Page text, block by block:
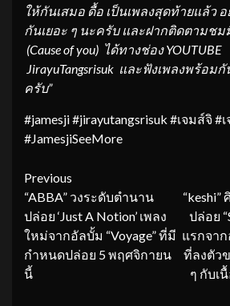
ให้กันเสมอ ดื้อ เป็นเพลงสุดท้ายแล้ว
กันเยอะ ๆ นะครับและฝากติดตามชม
(Cause of you) ได้ทางช่องYOUTUBE
JirayuTangsrisuk และฟังเพลงพร้อม
ครับ”
#jamesji​​ #jirayutangsrisuk​​ #เจมส์จิ​​ #
#JamesjiSeeMore
Continue
Reading
Previous
“ABBA” วงระดับตำนาน
ปล่อย ‘Just A Notion’ เพลง
ใหม่จากอัลบั้ม “Voyage” ที่มี
กำหนดปล่อย 5 พฤศจิกายน
นี้
ปล่อย
แรกจา
ที่ลงตัวข
ๆ กับเ